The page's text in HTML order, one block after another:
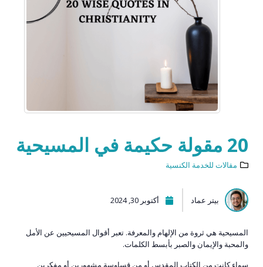
20 مقولة حكيمة في المسيحية
مقالات للخدمة الكنسية
بيتر عماد أكتوبر 30, 2024
المسيحية هي ثروة من الإلهام والمعرفة. تعبر أقوال المسيحيين عن الأمل
والمحبة والإيمان والصبر بأبسط الكلمات.
سواء كانت من الكتاب المقدس أو من قساوسة مشهورين أو مفكرين